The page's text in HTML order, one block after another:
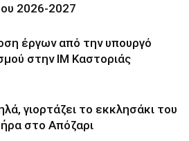
2026-2027
έργων από την υπουργό
στην ΙΜ Καστοριάς
γιορτάζει το εκκλησάκι του
στο Απόζαρι